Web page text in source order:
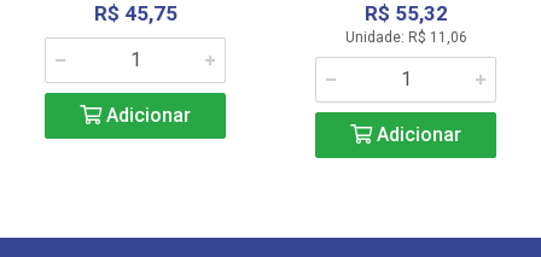
R$ 45,75
Adicionar
R$ 55,32
Unidade: R$ 11,06
Adicionar